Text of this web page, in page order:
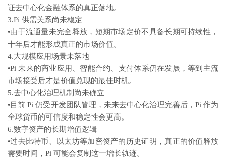
证去中心化金融体系的真正落地。
3.Pi 供需关系尚未稳定
•由于流通量未完全释放，短期市场定价不具备长期可持续性，
十年后才能形成真正的市场价值。
4.大规模应用场景未落地
•Pi 未来的商业应用、智能合约、支付体系仍在发展，等到主流
市场接受后才是价值兑现的最佳时机。
5.去中心化治理机制尚未确立
•目前 Pi 仍受开发团队管理，未来去中心化治理完善后，Pi 作为
全球货币的可信度和稳定性会更高。
6.数字资产的长期增值逻辑
•过去比特币、以太坊等加密资产的历史证明，真正的价值释放
需要时间，Pi 可能会复制这一增长轨迹。